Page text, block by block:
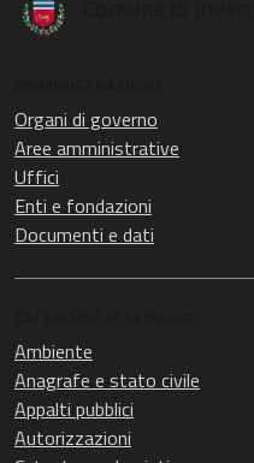
Organi di governo
Aree amministrative
Uffici
Enti e fondazioni
Documenti e dati
Ambiente
Anagrafe e stato civile
Appalti pubblici
Autorizzazioni